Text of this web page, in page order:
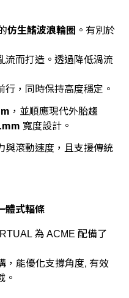
仿生鰭波浪輪圈 。有別於
流而打造。透過降低渦流
，同時保持高度穩定。
，並順應現代外胎趨
寬度設計。
與滾動速度，且支援傳統
體式輻條
為 ACME 配備了
，能優化支撐角度, 有效
。